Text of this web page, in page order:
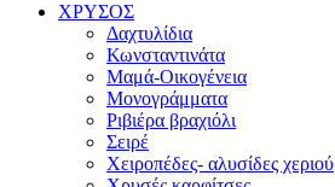
ΧΡΥΣΟΣ
Δαχτυλίδια
Κωνσταντινάτα
Μαμά-Οικογένεια
Μονογράμματα
Ριβιέρα βραχιόλι
Σειρέ
Χειροπέδες- αλυσίδες χεριού